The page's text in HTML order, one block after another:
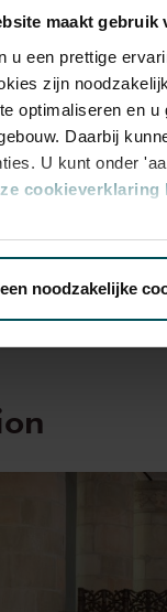
maakt gebruik
u een prettige
zijn
optimaliseren en
Daarbij
U kunt onder
cookieverklaring
op
samen met32
noodzakelijke
are included in
of age? Sprint
online ordering
do not include